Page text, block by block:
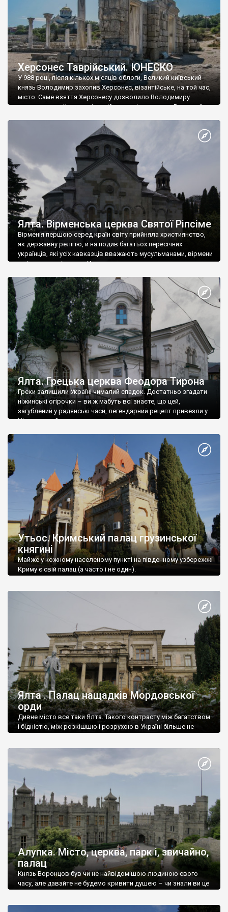
Херсонес Таврійський. ЮНЕСКО
У 988 році, після кількох місяців облоги, Великий київський
князь Володимир захопив Херсонес, візантійське, на той час,
місто. Саме взяття Херсонесу дозволило Володимиру
диктувати свої умови візантійському імператору Василю ІІ, та
Херсонесі Володимир-язичник, став Василем-християнином.
А потім було Хрещення Русі. На честь Херсонесу Таврійського
Ялта. Вірменська церква Святої Ріпсіме
Вірменія першою серед країн світу прийняла християнство,
як державну релігію, й на подив багатьох пересічних
українців, які усіх кавказців вважають мусульманами, вірмени
є відданими вірянами Христа
Ялта. Грецька церква Феодора Тирона
Греки залишили Україні чималий спадок. Достатньо згадати
ніжинські огірочки – ви ж мабуть всі знаєте, що цей,
загублений у радянські часи, легендарний рецепт привезли у
Ніжин греки?
Утьос. Кримський палац грузинської
княгині
Майже у кожному населеному пункті на південному узбережжі
Криму є свій палац (а часто і не один).
Ялта . Палац нащадків Мордовської
орди
Дивне місто все таки Ялта. Такого контрасту між багатством
і бідністю, між розкішшю і розрухою в Україні більше не
Алупка. Місто, церква, парк і, звичайно,
палац
Князь Воронцов був чи не найвідомішою людиною свого
часу, але давайте не будемо кривити душею – чи знали ви це